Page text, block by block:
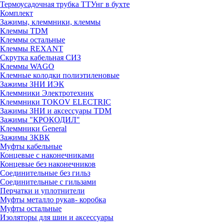
Термоусадочная трубка ТТУнг в бухте
Комплект
Зажимы, клеммники, клеммы
Клеммы TDM
Клеммы остальные
Клеммы REXANT
Скрутка кабельная СИЗ
Клеммы WAGO
Клемные колодки полиэтиленовые
Зажимы ЗНИ ИЭК
Клеммники Электротехник
Клеммники TOKOV ELECTRIC
Зажимы ЗНИ и аксессуары TDM
Зажимы "КРОКОДИЛ"
Клеммники General
Зажимы 3КВК
Муфты кабельные
Концевые с наконечниками
Концевые без наконечников
Соединительные без гильз
Соединительные с гильзами
Перчатки и уплотнители
Муфты металло рукав- коробка
Муфты остальные
Изоляторы для шин и аксессуары